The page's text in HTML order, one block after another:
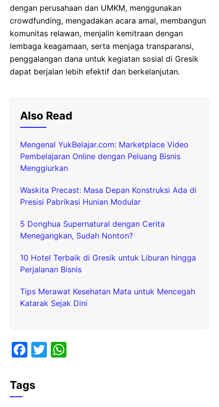
dengan perusahaan dan UMKM, menggunakan
crowdfunding, mengadakan acara amal, membangun
komunitas relawan, menjalin kemitraan dengan
lembaga keagamaan, serta menjaga transparansi,
penggalangan dana untuk kegiatan sosial di Gresik
dapat berjalan lebih efektif dan berkelanjutan.
Also Read
Mengenal YukBelajar.com: Marketplace Video
Pembelajaran Online dengan Peluang Bisnis
Menggiurkan
Waskita Precast: Masa Depan Konstruksi Ada di
Presisi Pabrikasi Hunian Modular
5 Donghua Supernatural dengan Cerita
Menegangkan, Sudah Nonton?
10 Hotel Terbaik di Gresik untuk Liburan hingga
Perjalanan Bisnis
Tips Merawat Kesehatan Mata untuk Mencegah
Katarak Sejak Dini
F
c
e
T
Tags